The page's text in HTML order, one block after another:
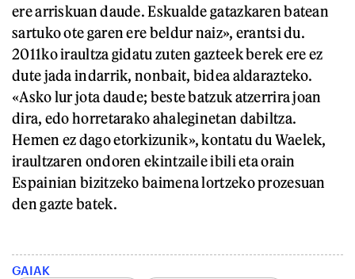
ere arriskuan daude. Eskualde gatazkaren batean
sartuko ote garen ere beldur naiz», erantsi du.
2011ko iraultza gidatu zuten gazteek berek ere ez
dute jada indarrik, nonbait, bidea aldarazteko.
«Asko lur jota daude; beste batzuk atzerrira joan
dira, edo horretarako ahaleginetan dabiltza.
Hemen ez dago etorkizunik», kontatu du Waelek,
iraultzaren ondoren ekintzaile ibili eta orain
Espainian bizitzeko baimena lortzeko prozesuan
den gazte batek.
GAIAK